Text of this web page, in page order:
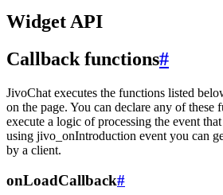
Widget API
Callback functions#
JivoChat executes the functions listed
on the page. You can declare any of these
execute a logic of processing the event
using jivo_onIntroduction event you can
by a client.
onLoadCallback#